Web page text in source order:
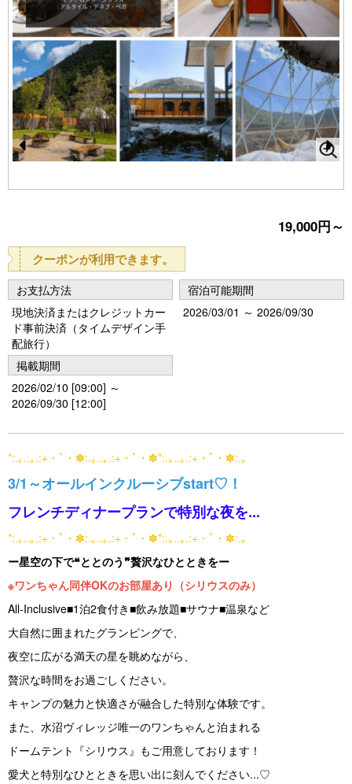
Pr
e
s
N
e
1 / 3
19,000円～
クーポンが利用できます。
お支払方法
現地決済またはクレジットカー
ド事前決済（タイムデザイン手
配旅行）
宿泊可能期間
2026/03/01 ～ 2026/09/30
掲載期間
2026/02/10 [09:00] ～
2026/09/30 [12:00]
*:.｡..｡.:+・ﾟ・✽:.｡..｡.:+・ﾟ・✽*:.｡..｡.:+・ﾟ・✽:.｡
3/1～オールインクルーシブstart♡！
フレンチディナープランで特別な夜を...
*:.｡..｡.:+・ﾟ・✽:.｡..｡.:+・ﾟ・✽*:.｡..｡.:+・ﾟ・✽:.｡
ー星空の下で❝ととのう❞贅沢なひとときをー
※ワンちゃん同伴OKのお部屋あり（シリウスのみ）
All-Inclusive■1泊2食付き■飲み放題■サウナ■温泉など
大自然に囲まれたグランピングで、
夜空に広がる満天の星を眺めながら、
贅沢な時間をお過ごしください。
キャンプの魅力と快適さが融合した特別な体験です。
また、水沼ヴィレッジ唯一のワンちゃんと泊まれる
ドームテント『シリウス』もご用意しております！
愛犬と特別なひとときを思い出に刻んでください...♡